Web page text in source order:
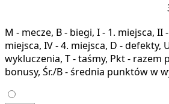
M - mecze, B - biegi, I - 1. miejsca, II
miejsca, IV - 4. miejsca, D - defekty,
wykluczenia, T - taśmy, Pkt - razem
bonusy, Śr./B - średnia punktów w